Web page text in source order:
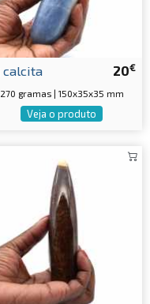
20€
calcita
270 gramas | 150x35x35 mm
Veja o produto